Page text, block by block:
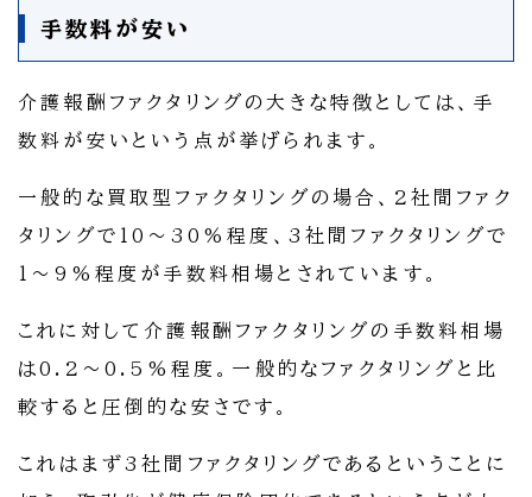
手数料が安い
介護報酬ファクタリングの大きな特徴としては、手
数料が安いという点が挙げられます。
一般的な買取型ファクタリングの場合、2社間ファク
タリングで10～30%程度、3社間ファクタリングで
1～9%程度が手数料相場とされています。
これに対して介護報酬ファクタリングの手数料相場
は0.2～0.5%程度。一般的なファクタリングと比
較すると圧倒的な安さです。
これはまず3社間ファクタリングであるということに